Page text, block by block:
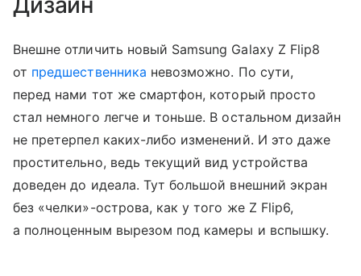
Внешне отличить новый Samsung Galaxy Z Flip8
от предшественника невозможно. По сути,
перед нами тот же смартфон, который просто
стал немного легче и тоньше. В остальном дизайн
не претерпел каких-либо изменений. И это даже
простительно, ведь текущий вид устройства
доведен до идеала. Тут большой внешний экран
без «челки»-острова, как у того же Z Flip6,
а полноценным вырезом под камеры и вспышку.